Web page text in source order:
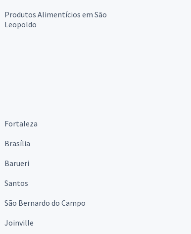
Produtos Alimentícios em São
Leopoldo
Fortaleza
Brasília
Barueri
Santos
São Bernardo do Campo
Joinville